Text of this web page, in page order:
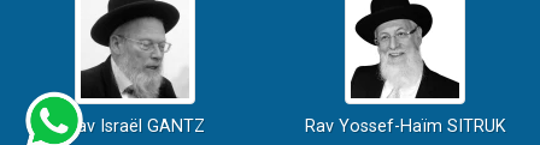
Rav Israël GANTZ Rav Yossef-Haïm SITRUK